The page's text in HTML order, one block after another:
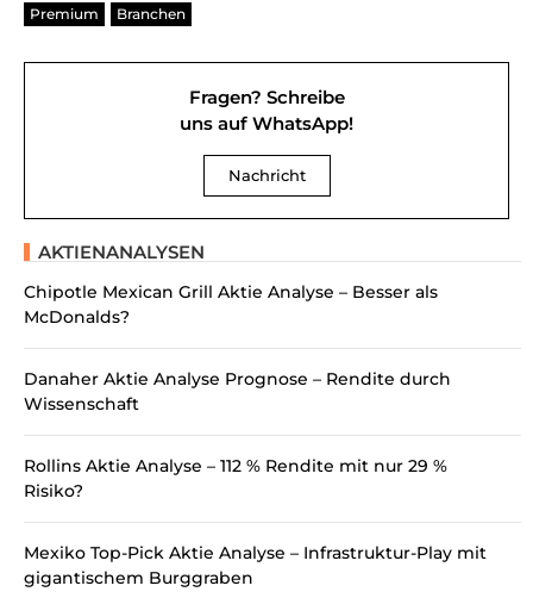
Premium Branchen
Fragen? Schreibe
uns auf WhatsApp!
Nachricht
AKTIENANALYSEN
Chipotle Mexican Grill Aktie Analyse – Besser als
McDonalds?
Danaher Aktie Analyse Prognose – Rendite durch
Wissenschaft
Rollins Aktie Analyse – 112 % Rendite mit nur 29 %
Risiko?
Mexiko Top-Pick Aktie Analyse – Infrastruktur-Play mit
gigantischem Burggraben